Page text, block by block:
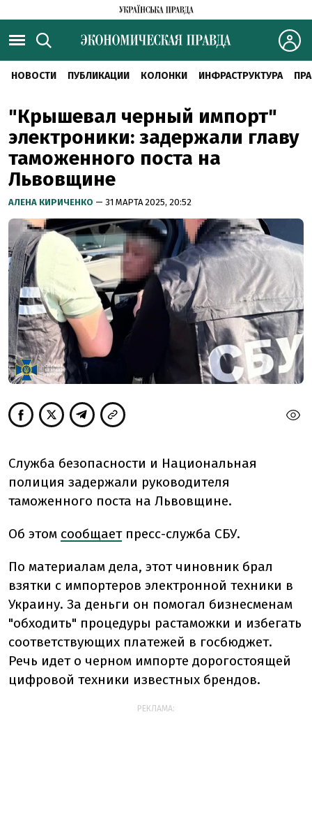
НОВОСТИ ПУБЛИКАЦИИ КОЛОНКИ ИНФРАСТРУКТУРА
"Крышевал черный импорт"
электроники: задержали главу
таможенного поста на
Львовщине
АЛЕНА КИРИЧЕНКО — 31 МАРТА 2025, 20:52
Служба безопасности и Национальная
полиция задержали руководителя
таможенного поста на Львовщине.
Об этом сообщаетпресс-служба СБУ.
По материалам дела, этот чиновник брал
взятки с импортеров электронной техники в
Украину. За деньги он помогал бизнесменам
"обходить" процедуры растаможки и избегать
соответствующих платежей в госбюджет.
Речь идет о черном импорте дорогостоящей
цифровой техники известных брендов.
РЕКЛАМА: